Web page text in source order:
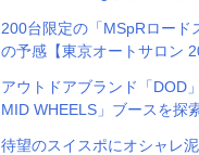
200台限定の「MSpRロー
の予感【東京オートサロン
アウトドアブランド「DOD
MID WHEELS」ブースを探
待望のスイスポにオシャレ